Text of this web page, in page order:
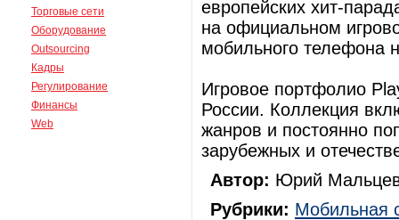
Торговые сети
Оборудование
Outsourcing
Кадры
Регулирование
Финансы
Web
европейских хит-
на официальном
мобильного телефона
Игровое портфолио
России. Коллекция
жанров и постоянно
зарубежных и
Автор: Юрий
Рубрики: Мобильная